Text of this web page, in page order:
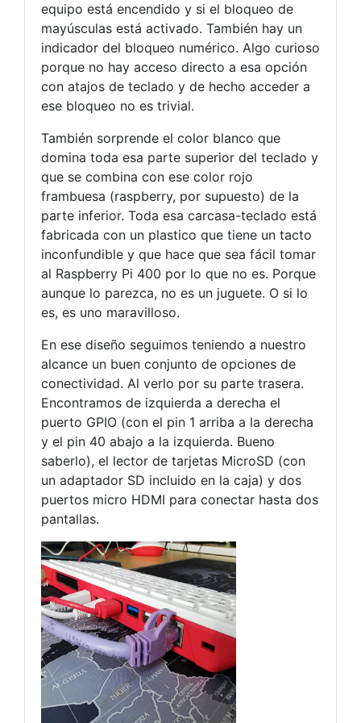
equipo está encendido y si el bloqueo de
mayúsculas está activado. También hay un
indicador del bloqueo numérico. Algo curioso
porque no hay acceso directo a esa opción
con atajos de teclado y de hecho acceder a
ese bloqueo no es trivial.
También sorprende el color blanco que
domina toda esa parte superior del teclado y
que se combina con ese color rojo
frambuesa (raspberry, por supuesto) de la
parte inferior. Toda esa carcasa-teclado está
fabricada con un plastico que tiene un tacto
inconfundible y que hace que sea fácil tomar
al Raspberry Pi 400 por lo que no es. Porque
aunque lo parezca, no es un juguete. O si lo
es, es uno maravilloso.
En ese diseño seguimos teniendo a nuestro
alcance un buen conjunto de opciones de
conectividad. Al verlo por su parte trasera.
Encontramos de izquierda a derecha el
puerto GPIO (con el pin 1 arriba a la derecha
y el pin 40 abajo a la izquierda. Bueno
saberlo), el lector de tarjetas MicroSD (con
un adaptador SD incluido en la caja) y dos
puertos micro HDMI para conectar hasta dos
pantallas.